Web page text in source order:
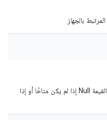
المرتبط بالجهاز
تعرض هذه السمة مشغّل شريحة SIM أو القيمة Null إذا لم يكن متاحًا أو إذا